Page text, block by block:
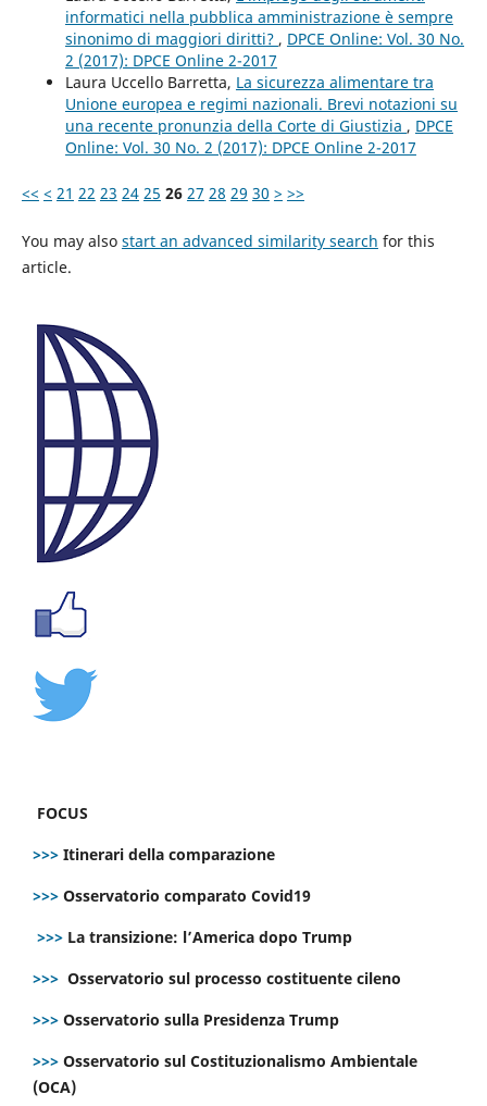
informatici nella pubblica amministrazione è sempre
sinonimo di maggiori diritti? , DPCE Online: Vol. 30 No.
2 (2017): DPCE Online 2-2017
Laura Uccello Barretta, La sicurezza alimentare tra
Unione europea e regimi nazionali. Brevi notazioni su
una recente pronunzia della Corte di Giustizia , DPCE
Online: Vol. 30 No. 2 (2017): DPCE Online 2-2017
<< < 21 22 23 24 25 26 27 28 29 30 > >>
You may also start an advanced similarity search for this
article.
FOCUS
>>> Itinerari della comparazione
>>> Osservatorio comparato Covid19
>>> La transizione: l’America dopo Trump
>>> Osservatorio sul processo costituente cileno
>>> Osservatorio sulla Presidenza Trump
>>> Osservatorio sul Costituzionalismo Ambientale
(OCA)